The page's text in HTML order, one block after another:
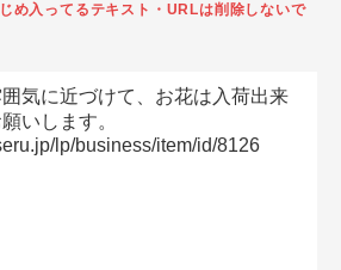
め入ってるテキスト・URLは削除しないで